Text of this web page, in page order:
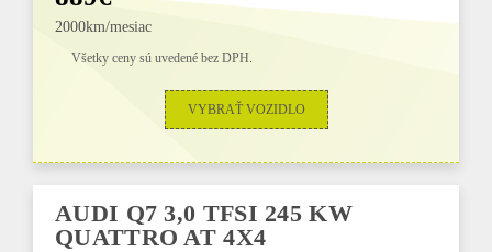
2000km/mesiac
Všetky ceny sú uvedené bez DPH.
VYBRAŤ VOZIDLO
AUDI Q7 3,0 TFSI 245 KW
QUATTRO AT 4X4